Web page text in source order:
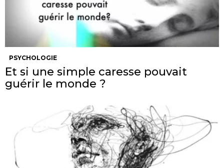
PSYCHOLOGIE
Et si une simple caresse pouvait
guérir le monde ?